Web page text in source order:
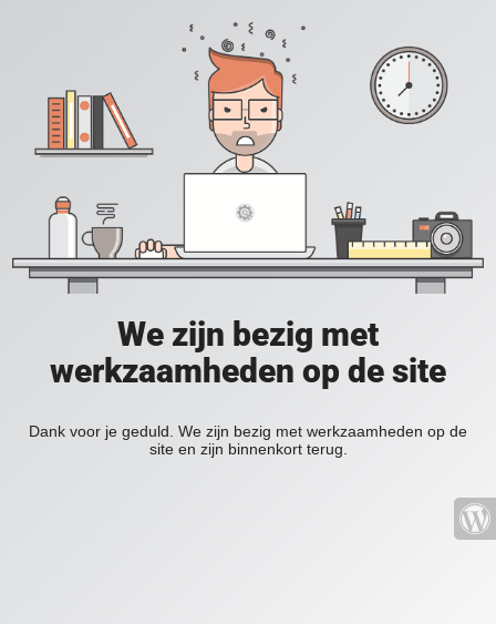
We zijn bezig met
werkzaamheden op de site
Dank voor je geduld. We zijn bezig met werkzaamheden op de
site en zijn binnenkort terug.